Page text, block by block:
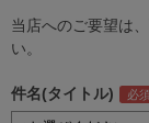
当店へのご要望は
い。
件名(タイトル)